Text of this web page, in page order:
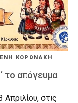
ΚΟΡΩΝΑΚΗ
το απόγευμα
στις